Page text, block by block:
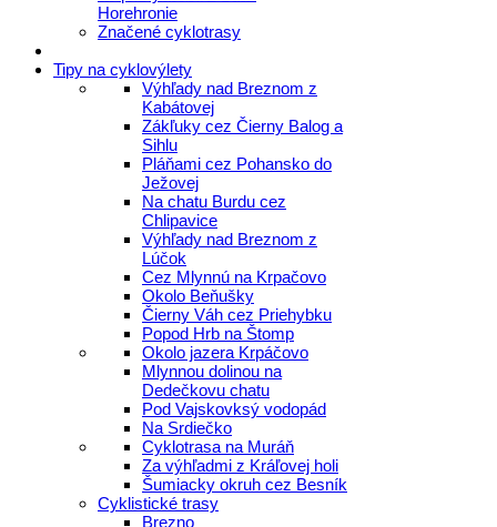
Horehronie
Značené cyklotrasy
Tipy na cyklovýlety
Výhľady nad Breznom z
Kabátovej
Zákľuky cez Čierny Balog a
Sihlu
Pláňami cez Pohansko do
Ježovej
Na chatu Burdu cez
Chlipavice
Výhľady nad Breznom z
Lúčok
Cez Mlynnú na Krpačovo
Okolo Beňušky
Čierny Váh cez Priehybku
Popod Hrb na Štomp
Okolo jazera Krpáčovo
Mlynnou dolinou na
Dedečkovu chatu
Pod Vajskovksý vodopád
Na Srdiečko
Cyklotrasa na Muráň
Za výhľadmi z Kráľovej holi
Šumiacky okruh cez Besník
Cyklistické trasy
Brezno